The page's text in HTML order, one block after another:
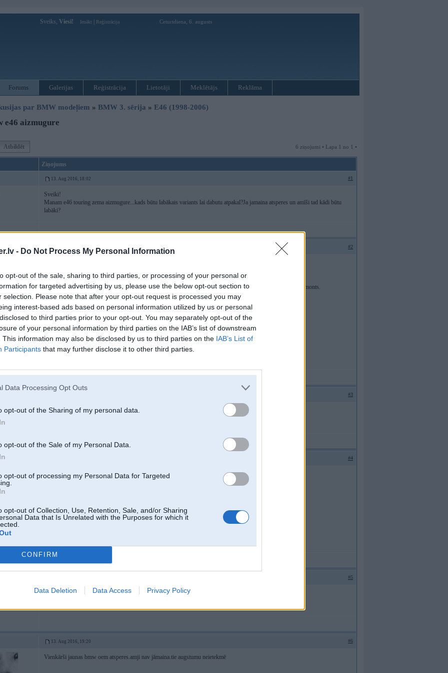
- Do Not Process My Personal Information
opt-out of the sale, sharing to third parties, or processing of your personal or
for targeted advertising by us, please use the below opt-out section to
selection. Please note that after your opt-out request is processed you may
interest-based ads based on personal information utilized by us or personal
to third parties prior to your opt-out. You may separately opt-out of the
of your personal information by third parties on the IAB’s list of downstream
This information may also be disclosed by us to third parties on the IAB’s List of
Participants that may further disclose it to other third parties.
Data Processing Opt Outs
opt-out of the Sharing of my personal data.
opt-out of the Sale of my Personal Data.
opt-out of processing my Personal Data for Targeted
opt-out of Collection, Use, Retention, Sale, and/or Sharing
Data that Is Unrelated with the Purposes for which it
CONFIRM
Data Deletion Data Access Privacy Policy
Sveiks, Viesi! Ienākt Reģistrācija Ceturtdiena, 6. augusts
Forums Galerijas Reģistrācija Lietotāji Meklētājs Reklāma
par BMW modeļiem » BMW 3. sērija » E46 (1998-2006)
e46 aizmugure
Atbildēt 6 ziņojumi • Lapa 1 no 1 •
Ziņojums
13. Aug 2016, 18:02 #1
Sveiki!
Manam e46 touring zema aizmugure...kads būtu labākais variants lai dabutu atpakal?Ja jamaina atsperes un amīši tad kādi būtu
labāki?
13. Aug 2016, 18:04 #2
-----------------
BMW CCC,CIC,NBT,Evo,MGU navigācijas karšu atjaunošana, carplay aktivizācijas un OEM BMW audio remonts.
PM
#3
butu jau labi ja butu kartupeli
#4
atsperes nomaini
#5
saprotu ka atsperes jamaina, bet kada razojuma butu labak?
13. Aug 2016, 19:20 #6
Vienkārši jaunas bmw oem atsperes.amji nav jāmaina.tie augstumu neietekmē